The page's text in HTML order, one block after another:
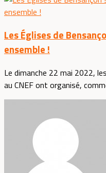
Les Églises de
ensemble !
Le dimanche 22 mai 2022,
au CNEF ont organisé,